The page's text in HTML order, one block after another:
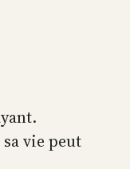
vie peut